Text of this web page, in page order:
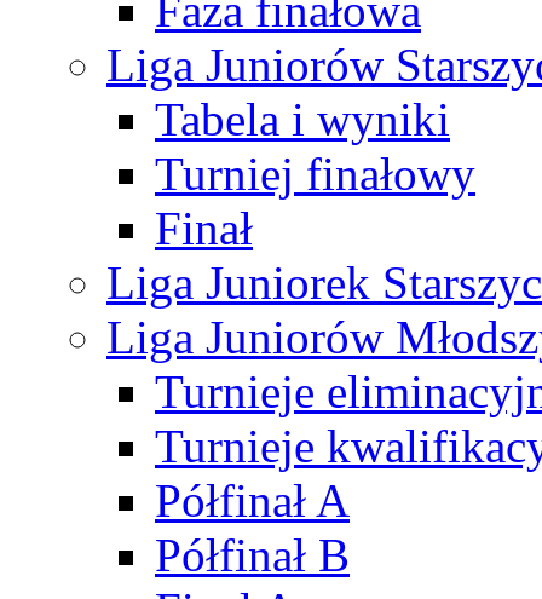
Liga Juniorów
Tabela i wyniki
Turniej finałowy
Finał
Liga Juniorek
Liga Juniorów
Turnieje
Turnieje
Półfinał A
Półfinał B